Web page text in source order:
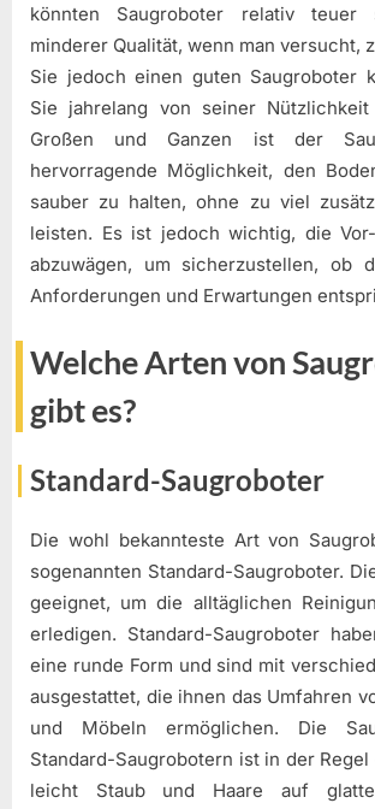
könnten Saugroboter relativ
minderer Qualität, wenn man versucht,
Sie jedoch einen guten Saugroboter
Sie jahrelang von seiner
Großen und Ganzen ist der
hervorragende Möglichkeit, den
sauber zu halten, ohne zu viel
leisten. Es ist jedoch wichtig, die
abzuwägen, um sicherzustellen, ob
Anforderungen und Erwartungen
Welche Arten von
gibt es?
Standard-Saugroboter
Die wohl bekannteste Art von
sogenannten Standard-Saugroboter.
geeignet, um die alltäglichen
erledigen. Standard-Saugroboter
eine runde Form und sind mit
ausgestattet, die ihnen das Umfahren
und Möbeln ermöglichen. Die
Standard-Saugrobotern ist in der Regel
leicht Staub und Haare auf